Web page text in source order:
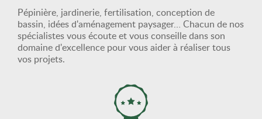
Pépinière, jardinerie, fertilisation, conception de
bassin, idées d'aménagement paysager… Chacun de nos
spécialistes vous écoute et vous conseille dans son
domaine d'excellence pour vous aider à réaliser tous
vos projets.